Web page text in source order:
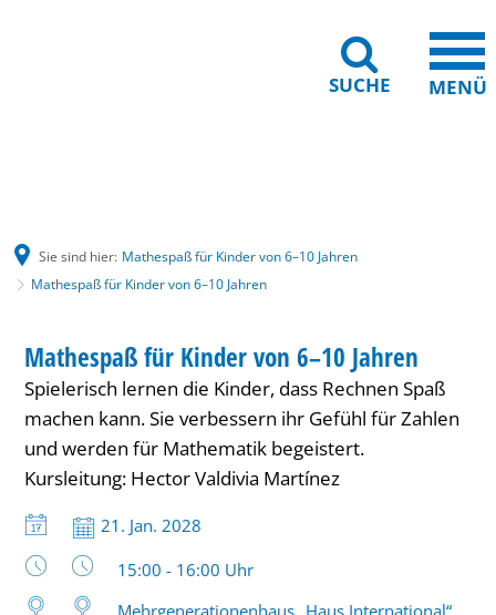
SUCHE MENÜ
Sie sind hier: Mathespaß für Kinder von 6–10 Jahren
Mathespaß für Kinder von 6–10 Jahren
für
Kinder
von
Jahren
KATEGORIE: KINDER
Mathespaß für Kinder von 6–10 Jahren
Spielerisch lernen die Kinder, dass Rechnen Spaß
machen kann. Sie verbessern ihr Gefühl für Zahlen
und werden für Mathematik begeistert.
Kursleitung: Hector Valdivia Martínez
Datum:
21. Jan. 2028
Uhrzeit:
15:00 - 16:00 Uhr
Mehrgenerationenhaus „Haus International“,